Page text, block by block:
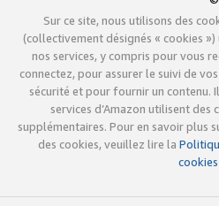
Sur ce site, nous utilisons des
(collectivement désignés « cookies
nos services, y compris pour vous
connectez, pour assurer le suivi de
sécurité et pour fournir un contenu.
services d’Amazon utilisent
supplémentaires. Pour en savoir plus
des cookies, veuillez lire la
cookies